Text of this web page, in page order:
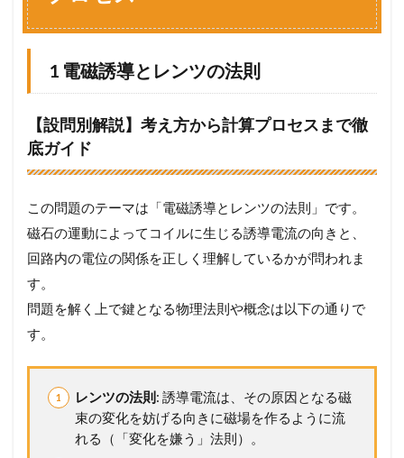
1.1 1
磁
誘
導
レ
則
1.2 2
磁
計
ァ
ラ
ー
1 電磁誘導とレンツの法則
【設問別解説】考え方から計算プロセスまで徹
底ガイド
この問題のテーマは「電磁誘導とレンツの法則」です。
磁石の運動によってコイルに生じる誘導電流の向きと、
回路内の電位の関係を正しく理解しているかが問われま
す。
問題を解く上で鍵となる物理法則や概念は以下の通りで
す。
レンツの法則: 誘導電流は、その原因となる磁
束の変化を妨げる向きに磁場を作るように流
れる（「変化を嫌う」法則）。